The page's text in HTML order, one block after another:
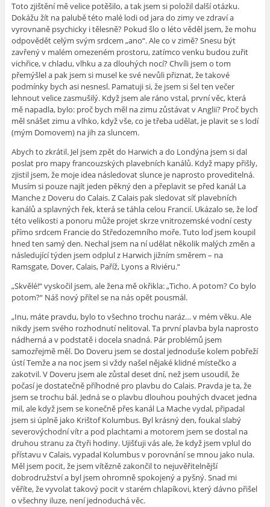
Toto zjištění mě velice potěšilo, a tak jsem si položil další otázku.
Dokážu žít na palubě této malé lodi od jara do zimy ve zdraví a
vyrovnaně psychicky i tělesně? Pokud šlo o léto věděl jsem, že mohu
odpovědět celým svým srdcem „ano“. Ale co v zimě? Snesu být
zavřený v malém omezeném prostoru, zatímco venku budou zuřit
vichřice, v chladu, vlhku a za dlouhých nocí? Chvíli jsem o tom
přemýšlel a pak jsem si musel ke své nevůli přiznat, že takové
podmínky bych asi nesnesl. Pamatuji si, že jsem si šel ten večer
lehnout velice zasmušilý. Když jsem ale ráno vstal, první věc, která
mě napadla, bylo: proč bych měl na zimu zůstávat v Anglii? Proč bych
měl snášet zimu a vlhko, když vše, co je třeba udělat, je plavit se s lodí
(mým Domovem) na jih za sluncem.
Abych to zkrátil. Jel jsem zpět do Harwich a do Londýna jsem si dal
poslat pro mapy francouzských plavebních kanálů. Když mapy přišly,
zjistil jsem, že moje idea následovat slunce je naprosto proveditelná.
Musím si pouze najít jeden pěkný den a přeplavit se před kanál La
Manche z Doveru do Calais. Z Calais pak sledovat síť plavebních
kanálů a splavných řek, která se táhla celou Francií. Ukázalo se, že loď
této velikosti a ponoru může projet skrze vnitrozemské vodní cesty
přímo srdcem Francie do Středozemního moře. Tuto loď jsem koupil
hned ten samý den. Nechal jsem na ní udělat několik malých změn a
následující týden jsem odplul z Harwich jižním směrem – na
Ramsgate, Dover, Calais, Paříž, Lyons a Riviéru.“
„Skvělé!“ vyskočil jsem, ale žena mě okřikla: „Ticho. A potom? Co bylo
potom?“ Náš nový přítel se na nás opět pousmál.
„Inu, máte pravdu, bylo to všechno trochu naráz… v mém věku. Ale
nikdy jsem svého rozhodnutí nelitoval. Ta první plavba byla naprosto
nádherná a v podstatě i docela snadná. Pár problémů jsem
samozřejmě měl. Do Doveru jsem se dostal jednoduše kolem pobřeží
ústí Temže a na noc jsem si vždy našel nějaké klidné místečko a
zakotvil. V Doveru jsem ale zůstal deset dní, než jsem usoudil, že
počasí je dostatečně příhodné pro plavbu do Calais. Pravda je ta, že
jsem se trochu bál. Jedná se o plavbu dlouhou pouhých dvacet jedna
mil, ale když jsem se konečně přes kanál La Mache vydal, připadal
jsem si úplně jako Krištof Kolumbus. Byl krásný den, foukal slabý
severovýchodní vítr a pod plachtami a motorem jsem se dostal na
druhou stranu za čtyři hodiny. Ujišťuji vás ale, že když jsem vplul do
přístavu v Calais, vypadal Kolumbus v porovnání se mnou jako nula.
Měl jsem pocit, že jsem vítězně zakončil to nejuvěřitelnější
dobrodružství a byl jsem ohromně spokojený a pyšný. Snad mi
věříte, že vyvolat takový pocit v starém chlapíkovi, který dávno přišel
o všechny iluze, není jednoduchá věc.